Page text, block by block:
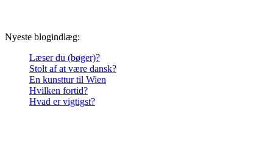
Nyeste blogindlæg:
Læser du (bøger)?
Stolt af at være dansk?
En kunsttur til Wien
Hvilken fortid?
Hvad er vigtigst?